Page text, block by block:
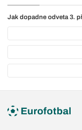
Jak dopadne odveta 3.